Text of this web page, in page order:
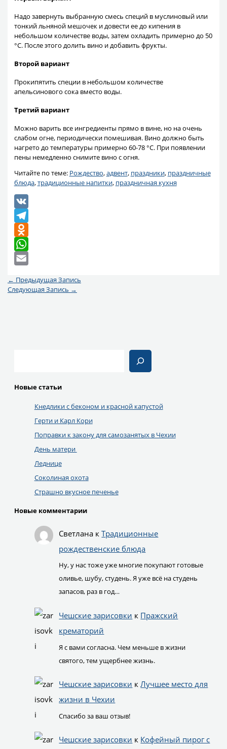
Надо завернуть выбранную смесь специй в муслиновый или
тонкий льняной мешочек и довести ее до кипения в
небольшом количестве воды, затем охладить примерно до 50
°C. После этого долить вино и добавить фрукты.
Второй вариант
Прокипятить специи в небольшом количестве
апельсинового сока вместо воды.
Третий вариант
Можно варить все ингредиенты прямо в вине, но на очень
слабом огне, периодически помешивая. Вино должно быть
нагрето до температуры примерно 60-78 °C. При появлении
пены немедленно снимите вино с огня.
Читайте по теме: Рождество,адвент, праздники, праздничные
блюда,традиционные напитки, праздничная кухня
VK
Telegram
Odnoklassniki
WhatsApp
← Предыдущая Запись
Следующая Запись →
Новые статьи
Кнедлики с беконом и красной капустой
Герти и Карл Кори
Поправки к закону для самозанятых в Чехии
День матери
Леднице
Соколиная охота
Страшно вкусное печенье
Новые комментарии
Светлана кТрадиционные
рождественские блюда
Ну, у нас тоже уже многие покупают готовые
оливье, шубу, студень. Я уже всё на студень
запасов, раз в год…
Чешские зарисовки к Пражский
крематорий
Я с вами согласна. Чем меньше в жизни
святого, тем ущербнее жизнь.
Чешские зарисовки кЛучшее место для
жизни в Чехии
Спасибо за ваш отзыв!
Чешские зарисовки к Кофейный пирог с